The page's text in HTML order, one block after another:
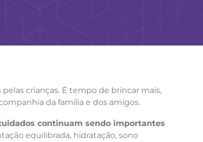
crianças. É tempo de brincar mais,
da família e dos amigos.
continuam sendo importantes
equilibrada, hidratação, sono